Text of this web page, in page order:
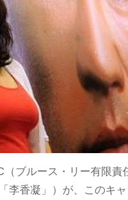
ブルース・リー有限
李香凝」）が、このキ